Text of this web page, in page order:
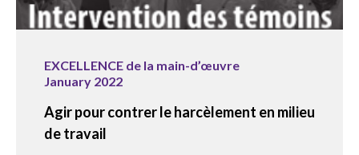
EXCELLENCE de la main-d’œuvre
January 2022
Agir pour contrer le harcèlement en milieu
de travail